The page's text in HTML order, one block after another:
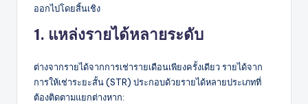
ออกไปโดยสิ้นเชิง
1. แหล่งรายได้หลายระดับ
ต่างจากรายได้จากการเช่ารายเดือนเพียงครั้งเดียว รายได้จาก
การให้เช่าระยะสั้น (STR) ประกอบด้วยรายได้หลายประเภทที่
ต้องติดตามแยกต่างหาก: